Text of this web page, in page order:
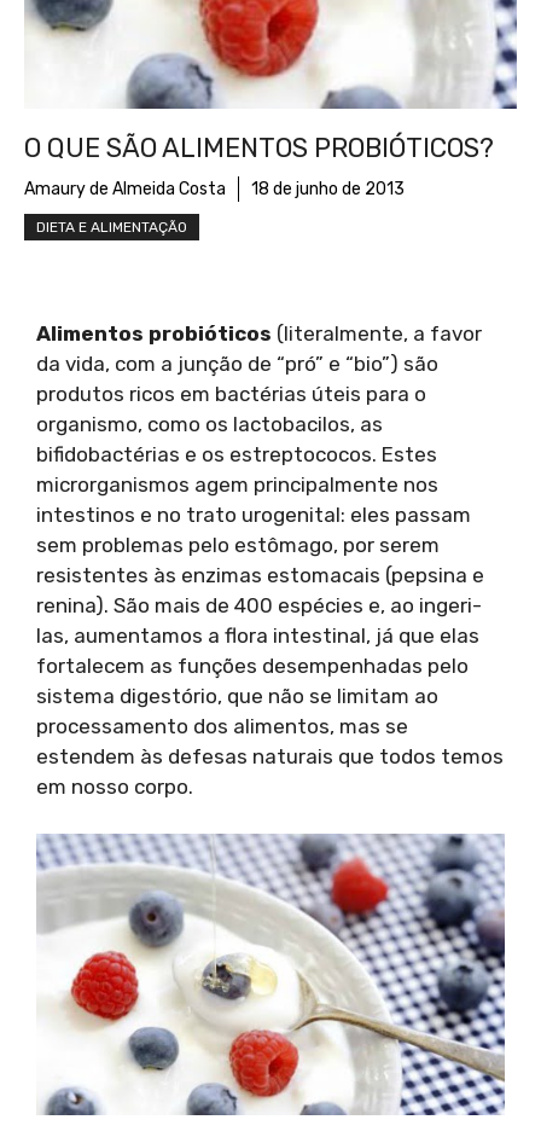
O QUE SÃO ALIMENTOS PROBIÓTICOS?
Amaury de Almeida Costa 18 de junho de 2013
DIETA E ALIMENTAÇÃO
Alimentos probióticos (literalmente, a favor
da vida, com a junção de “pró” e “bio”) são
produtos ricos em bactérias úteis para o
organismo, como os lactobacilos, as
bifidobactérias e os estreptococos. Estes
microrganismos agem principalmente nos
intestinos e no trato urogenital: eles passam
sem problemas pelo estômago, por serem
resistentes às enzimas estomacais (pepsina e
renina). São mais de 400 espécies e, ao ingeri-
las, aumentamos a flora intestinal, já que elas
fortalecem as funções desempenhadas pelo
sistema digestório, que não se limitam ao
processamento dos alimentos, mas se
estendem às defesas naturais que todos temos
em nosso corpo.